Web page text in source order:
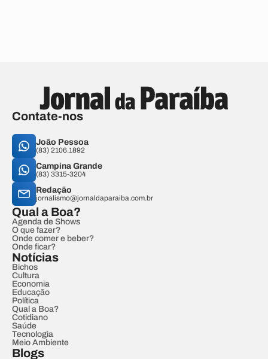
Contate-nos
João Pessoa
(83) 2106.1892
Campina Grande
(83) 3315-3204
Redação
jornalismo@jornaldaparaiba.com.br
Qual a Boa?
Agenda de Shows
O que fazer?
Onde comer e beber?
Onde ficar?
Notícias
Bichos
Cultura
Economia
Educação
Política
Qual a Boa?
Cotidiano
Saúde
Tecnologia
Meio Ambiente
Blogs